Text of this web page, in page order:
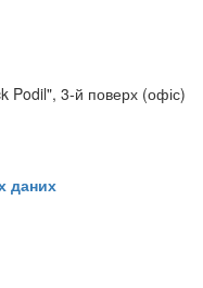
Podil", 3-й поверх (офіс)
даних